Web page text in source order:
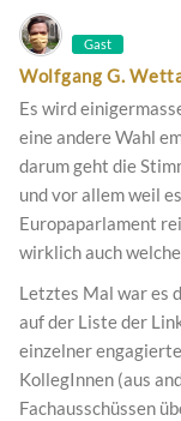
Gast
Wolfgang G.
Es wird
eine andere Wahl
darum geht die
und vor allem weil
Europaparlament
wirklich auch
Letztes Mal war es
auf der Liste der
einzelner
KollegInnen (aus
Fachausschüssen